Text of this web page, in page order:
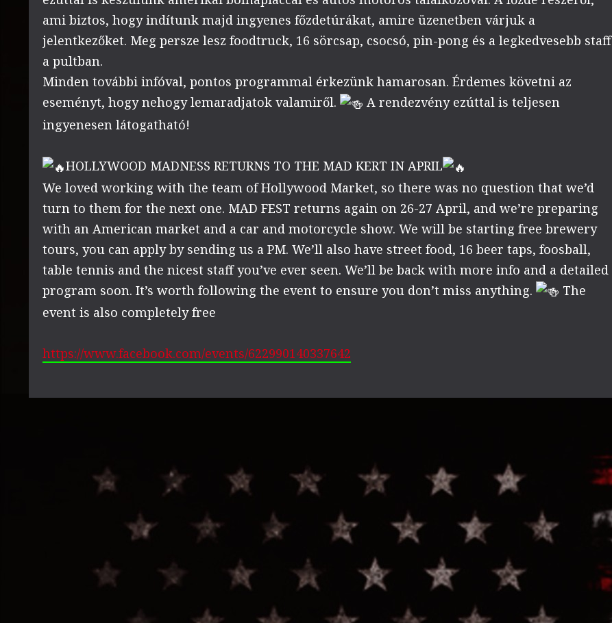
ami biztos, hogy indítunk majd ingyenes főzdetúrákat, amire üzenetben várjuk a
jelentkezőket. Meg persze lesz foodtruck, 16 sörcsap, csocsó, pin-pong és a legkedvesebb staff
a pultban.
Minden további infóval, pontos programmal érkezünk hamarosan. Érdemes követni az
eseményt, hogy nehogy lemaradjatok valamiről.
A rendezvény ezúttal is teljesen
ingyenesen látogatható!
HOLLYWOOD MADNESS RETURNS TO THE MAD KERT IN APRIL
We loved working with the team of Hollywood Market, so there was no question that we’d
turn to them for the next one. MAD FEST returns again on 26-27 April, and we’re preparing
with an American market and a car and motorcycle show. We will be starting free brewery
tours, you can apply by sending us a PM. We’ll also have street food, 16 beer taps, foosball,
table tennis and the nicest staff you’ve ever seen. We’ll be back with more info and a detailed
program soon. It’s worth following the event to ensure you don’t miss anything.
The
event is also completely free
https://www.facebook.com/events/622990140337642